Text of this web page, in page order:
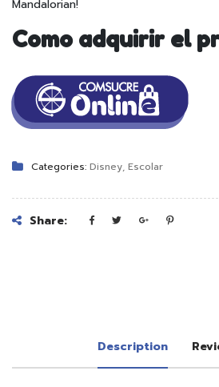
Mandalorian!
Como adquirir el
Categories: Disney, Escolar
Share:
Description